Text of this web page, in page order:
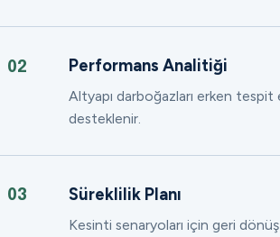
02 Performans Analitiği
Altyapı darboğazları erken
desteklenir.
03 Süreklilik Planı
Kesinti senaryoları için geri